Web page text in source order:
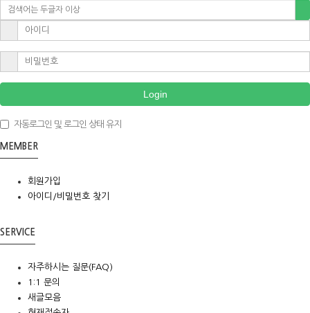
Login
자동로그인 및 로그인 상태 유지
MEMBER
회원가입
아이디/비밀번호 찾기
SERVICE
자주하시는 질문(FAQ)
1:1 문의
새글모음